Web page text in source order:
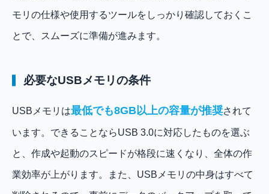
モリの仕様や使用するツールをしっかり確認しておくこ
とで、スムーズに準備が進みます。
必要なUSBメモリの条件
USBメモリは最低でも8GB以上の容量が推奨されて
います。できることならUSB 3.0に対応したものを選ぶ
と、作成や起動のスピードが格段に速くなり、全体の作
業効率が上がります。また、USBメモリの中身はすべて